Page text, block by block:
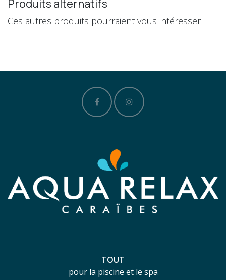
Produits alternatifs
Ces autres produits pourraient vous intéresser
TOUT
pour la piscine et le spa